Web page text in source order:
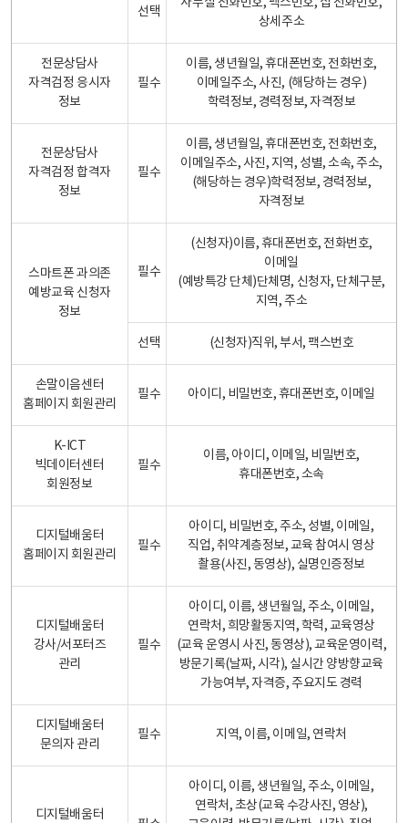
선택
사무실 전화번호, 팩스번호, 집 전화번호,
상세주소
전문상담사
자격검정 응시자
정보
필수
이름, 생년월일, 휴대폰번호, 전화번호,
이메일주소, 사진, (해당하는 경우)
학력정보, 경력정보, 자격정보
전문상담사
자격검정 합격자
정보
필수
이름, 생년월일, 휴대폰번호, 전화번호,
이메일주소, 사진, 지역, 성별, 소속, 주소,
(해당하는 경우)학력정보, 경력정보,
자격정보
스마트폰 과의존
예방교육 신청자
정보
필수
(신청자)이름, 휴대폰번호, 전화번호,
이메일
(예방특강 단체)단체명, 신청자, 단체구분,
지역, 주소
선택 (신청자)직위, 부서, 팩스번호
손말이음센터
홈페이지 회원관리
필수 아이디, 비밀번호, 휴대폰번호, 이메일
K-ICT
빅데이터센터
회원정보
필수
이름, 아이디, 이메일, 비밀번호,
휴대폰번호, 소속
디지털배움터
홈페이지 회원관리
필수
아이디, 비밀번호, 주소, 성별, 이메일,
직업, 취약계층정보, 교육 참여시 영상
촬용(사진, 동영상), 실명인증정보
디지털배움터
강사/서포터즈
관리
필수
아이디, 이름, 생년월일, 주소, 이메일,
연락처, 희망활동지역, 학력, 교육영상
(교육 운영시 사진, 동영상), 교육운영이력,
방문기록(날짜, 시각), 실시간 양방향교육
가능여부, 자격증, 주요지도 경력
디지털배움터
문의자 관리
필수 지역, 이름, 이메일, 연락처
디지털배움터
아이디, 이름, 생년월일, 주소, 이메일,
연락처, 초상(교육 수강사진, 영상),